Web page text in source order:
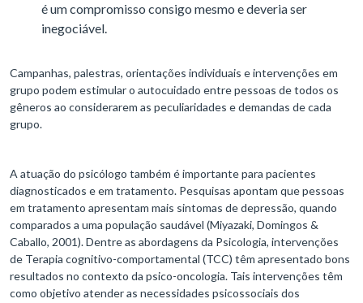
é um compromisso consigo mesmo e deveria ser
inegociável.
Campanhas, palestras, orientações individuais e intervenções em
grupo podem estimular o autocuidado entre pessoas de todos os
gêneros ao considerarem as peculiaridades e demandas de cada
grupo.
A atuação do psicólogo também é importante para pacientes
diagnosticados e em tratamento. Pesquisas apontam que pessoas
em tratamento apresentam mais sintomas de depressão, quando
comparados a uma população saudável (Miyazaki, Domingos &
Caballo, 2001). Dentre as abordagens da Psicologia, intervenções
de Terapia cognitivo-comportamental (TCC) têm apresentado bons
resultados no contexto da psico-oncologia. Tais intervenções têm
como objetivo atender as necessidades psicossociais dos